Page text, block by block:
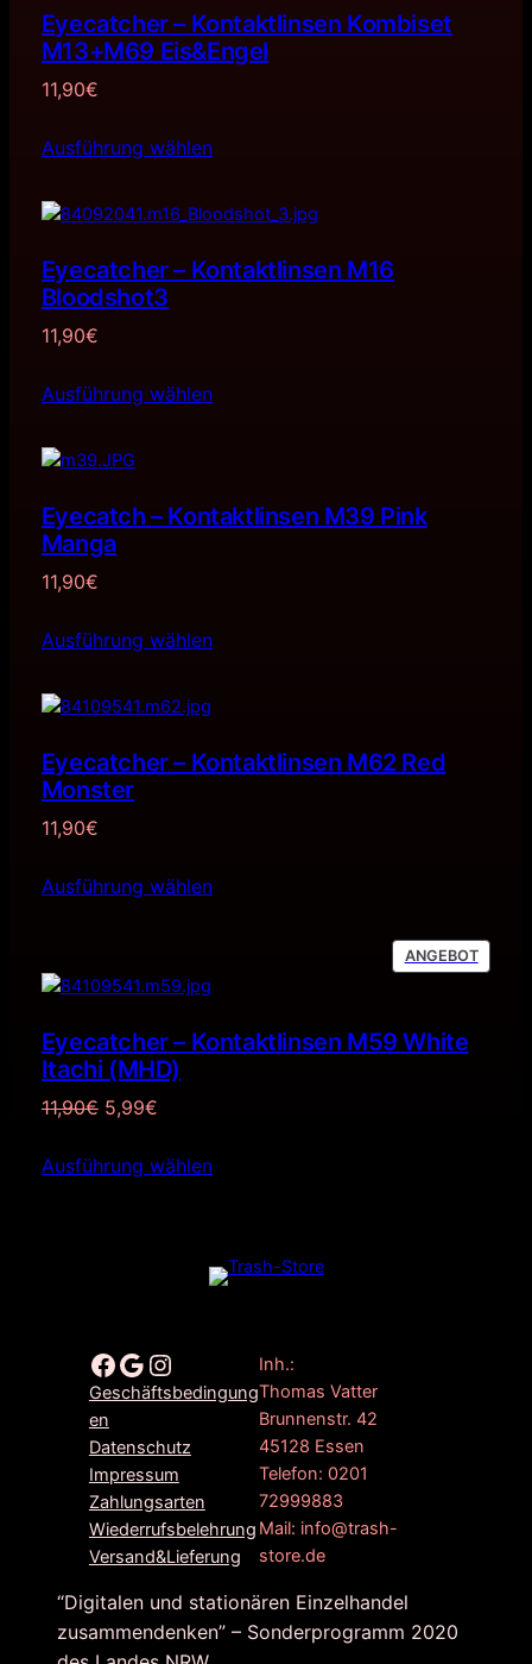
Eyecatcher – Kontaktlinsen Kombiset
M13+M69 Eis&Engel
11,90€
Ausführung wählen
Eyecatcher – Kontaktlinsen M16
Bloodshot3
11,90€
Ausführung wählen
Eyecatch – Kontaktlinsen M39 Pink
Manga
11,90€
Ausführung wählen
Eyecatcher – Kontaktlinsen M62 Red
Monster
11,90€
Ausführung wählen
ANGEBOT
IM
Eyecatcher – Kontaktlinsen M59 White
Itachi (MHD)
11,90€ Ursprünglicher
war:
5,99€Aktueller
ist:
Ausführung wählen
Facebook Google Instagram
Geschäftsbedingung
en
Datenschutz
Impressum
Zahlungsarten
Wiederrufsbelehrung
Versand&Lieferung
Inh.:
Thomas Vatter
Brunnenstr. 42
45128 Essen
Telefon: 0201
72999883
Mail: info@trash-
store.de
“Digitalen und stationären Einzelhandel
zusammendenken” – Sonderprogramm 2020